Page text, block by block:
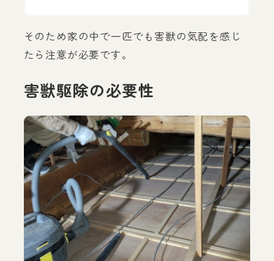
そのため家の中で一匹でも害獣の気配を感じ
たら注意が必要です。
害獣駆除の必要性